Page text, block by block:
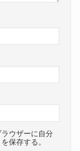
ウザーに自分
保存する。